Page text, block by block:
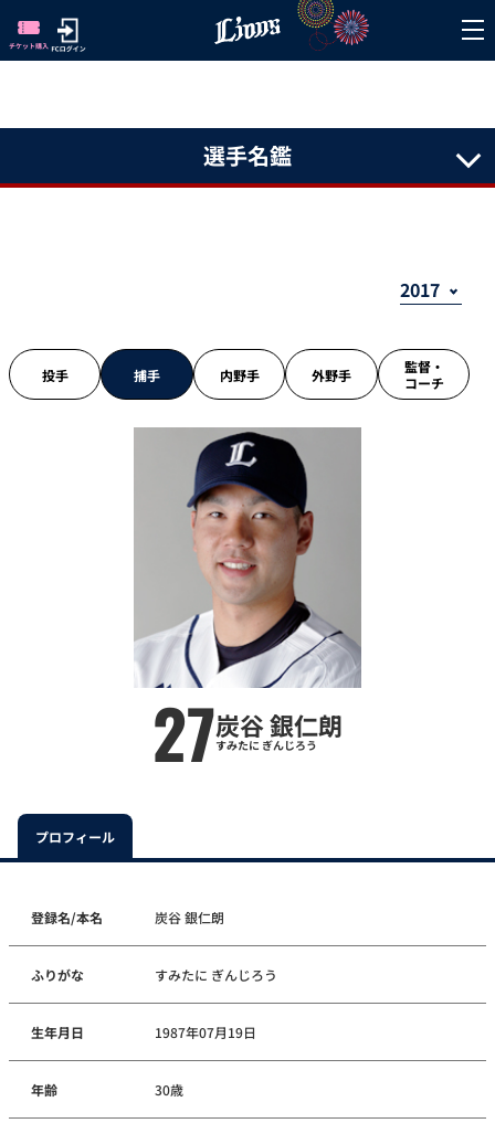
選手名鑑
投手 捕手 内野手 外野手
監督・
コーチ
27炭谷 銀仁朗
すみたに ぎんじろう
プロフィール
登録名/本名 炭谷 銀仁朗
ふりがな すみたに ぎんじろう
生年月日 1987年07月19日
年齢 30歳